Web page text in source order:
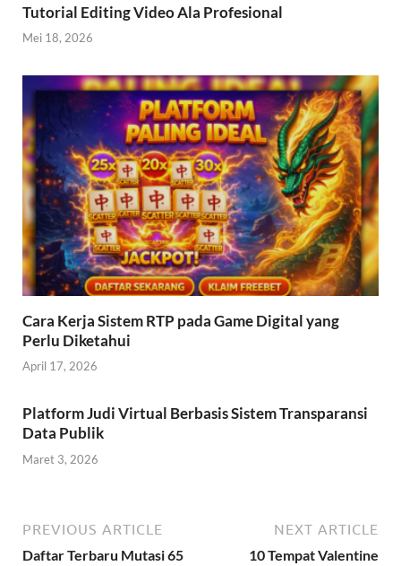
Tutorial Editing Video Ala Profesional
Mei 18, 2026
Cara Kerja Sistem RTP pada Game Digital yang
Perlu Diketahui
April 17, 2026
Platform Judi Virtual Berbasis Sistem Transparansi
Data Publik
Maret 3, 2026
PREVIOUS ARTICLE
Daftar Terbaru Mutasi 65
NEXT ARTICLE
10 Tempat Valentine